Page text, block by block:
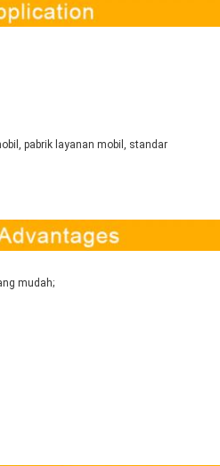
pabrik layanan mobil, standar
mudah;